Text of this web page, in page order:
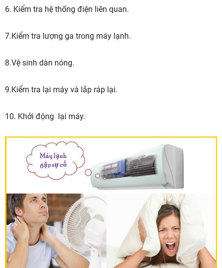
6. Kiểm tra hệ thống điện liên quan.
7.Kiểm tra lượng ga trong máy lạnh.
8.Vệ sinh dàn nóng.
9.Kiểm tra lại máy và lắp ráp lại.
10. Khởi động lại máy.